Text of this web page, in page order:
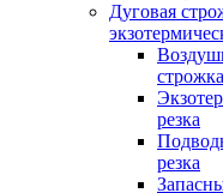
Дуговая
резка
резка